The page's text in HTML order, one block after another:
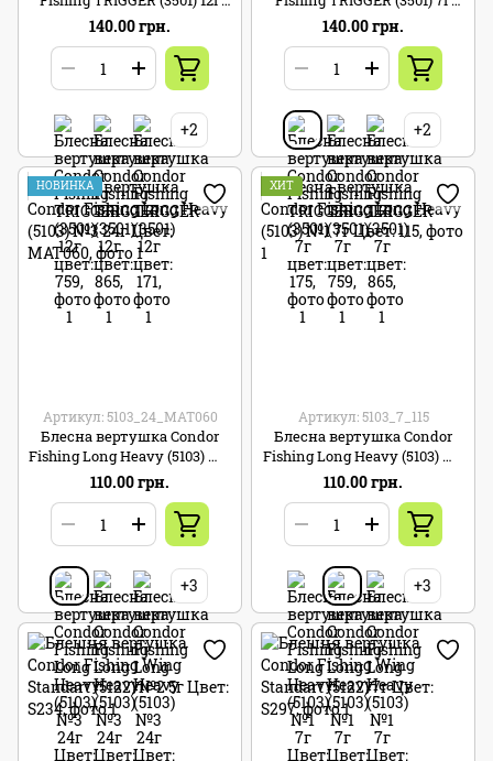
цвет: 175
140.00 грн.
+2
цвет: 175
140.00 грн.
+2
НОВИНКА
Артикул: 5103_24_MAT060
Блесна вертушка Condor
Fishing Long Heavy (5103) №3
24г Цвет: MAT060
110.00 грн.
+3
ХИТ
Артикул: 5103_7_115
Блесна вертушка Condor
Fishing Long Heavy (5103) №1
7г Цвет: 115
110.00 грн.
+3